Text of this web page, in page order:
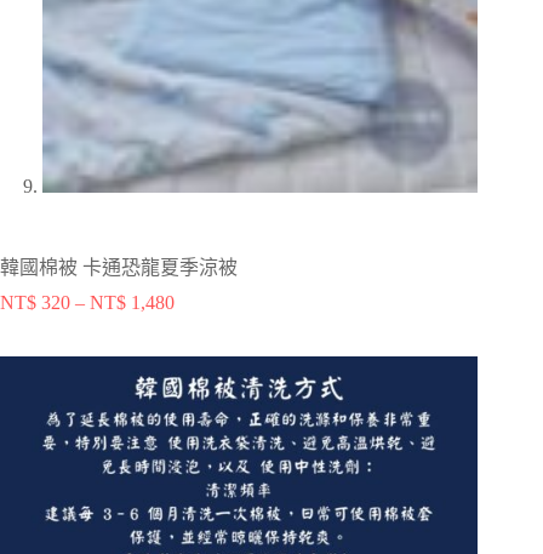
韓國棉被 卡通恐龍夏季涼被
NT$ 320 – NT$ 1,480